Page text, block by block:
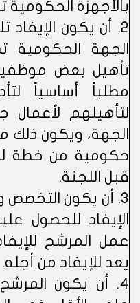
بالأجهزة الحكومية
2. أن يكون
الجهة
تأهيل بعض
مطلباً أساسياً
لتأهيلهم
الجهة، ويكون
حكومية من خطة
قبل اللجنة.
3. أن يكون التخصص
الإيفاد للحصول
عمل المرشح
يعد للإيفاد من أجله.
4. أن يكون